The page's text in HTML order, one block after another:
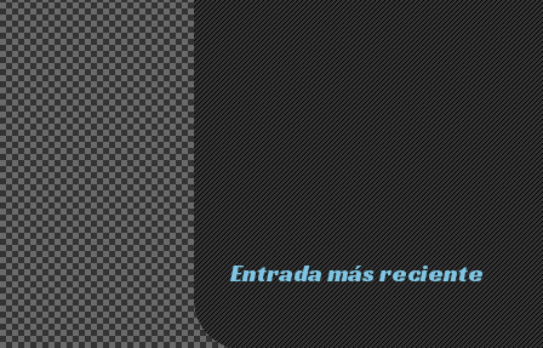
Entrada más reciente